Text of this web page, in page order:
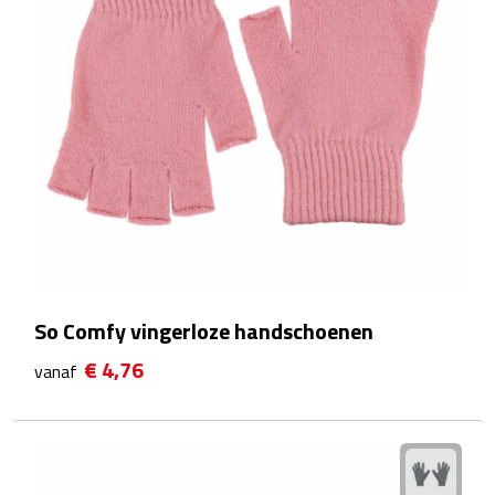
Wellness Giftsets
JANZEN
Marie-Stella-Maris
Rituals
So Comfy vingerloze handschoenen
vanaf € 4,76